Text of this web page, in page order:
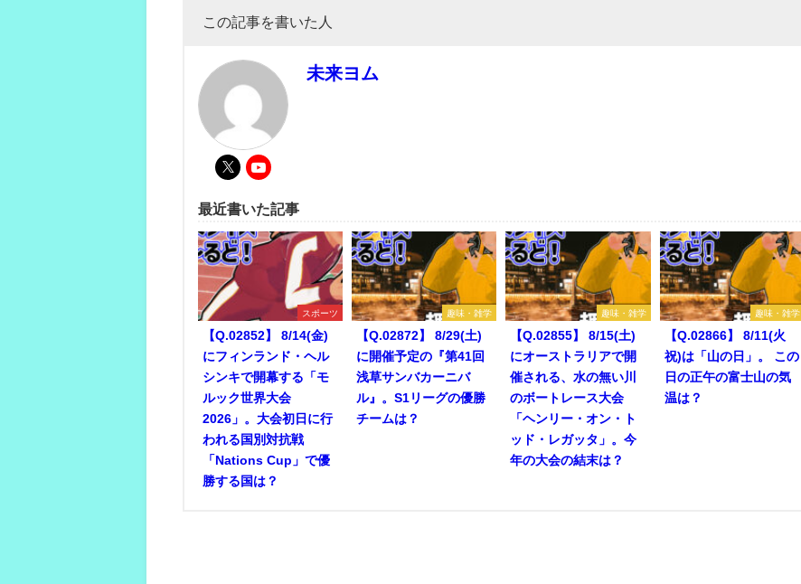
この記事を書いた人
未来ヨム
最近書いた記事
スポーツ
【Q.02852】 8/14(金)
にフィンランド・ヘル
シンキで開幕する「モ
ルック世界大会
2026」。大会初日に行
われる国別対抗戦
「Nations Cup」で優
勝する国は？
趣味・雑学
【Q.02872】 8/29(土)
に開催予定の『第41回
浅草サンバカーニバ
ル』。S1リーグの優勝
チームは？
趣味・雑学
【Q.02855】 8/15(土)
にオーストラリアで開
催される、水の無い川
のボートレース大会
「ヘンリー・オン・ト
ッド・レガッタ」。今
年の大会の結末は？
趣味・雑学
【Q.02866】 8/11(火
祝)は「山の日」。 この
日の正午の富士山の気
温は？